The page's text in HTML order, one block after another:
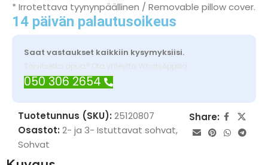
* Irrotettava tyynynpäällinen / Removable pillow cover.
14 päivän palautusoikeus
Saat vastaukset kaikkiin kysymyksiisi.
Tarvitsetko apua? Ota yhteyttä WhatsAppilla
050 306 2654
Tuotetunnus (SKU): 25120807
Osastot: 2- ja 3- Istuttavat sohvat,
Sohvat
Share: